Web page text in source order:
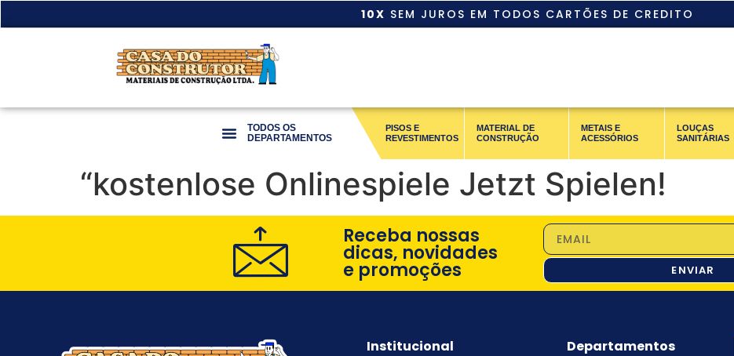
10X SEM JUROS EM TODOS CARTÕES DE CREDITO
TODOS OS
DEPARTAMENTOS
PISOS E
REVESTIMENTOS
MATERIAL DE
CONSTRUÇÃO
METAIS E
ACESSÓRIOS
LOUÇAS
SANITÁRIAS
“kostenlose Onlinespiele Jetzt Spielen!
Receba nossas
dicas, novidades
e promoções ENVIAR
Institucional Departamentos